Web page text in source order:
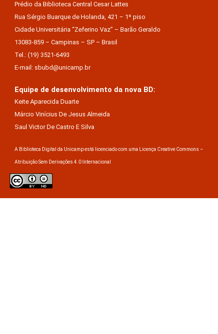
Prédio da Biblioteca Central Cesar Lattes
Rua Sérgio Buarque de Holanda, 421 – 1º piso
Cidade Universitária “Zeferino Vaz” – Barão Geraldo
13083-859 – Campinas – SP – Brasil
Tel.: (19) 3521-6493
E-mail: sbubd@unicamp.br
Equipe de desenvolvimento da nova BD:
Keite Aparecida Duarte
Márcio Vinícius De Jesus Almeida
Saul Victor De Castro E Silva
A Biblioteca Digital da Unicamp está licenciado com uma Licença Creative Commons –
Atribuição Sem Derivações 4.0 Internacional